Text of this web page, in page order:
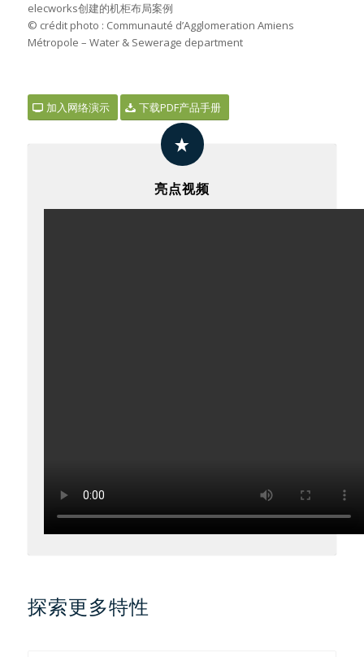
elecworks创建的机柜布局案例
© crédit photo : Communauté d’Agglomeration Amiens
Métropole – Water & Sewerage department
加入网络演示 下载PDF产品手册
亮点视频
探索更多特性